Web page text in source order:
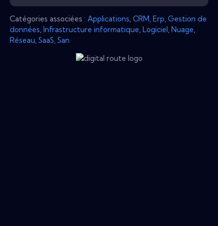
Catégories associées : Applications CRM Erp Gestion de
données Infrastructure informatique Logiciel Nuage
Réseau SaaS San